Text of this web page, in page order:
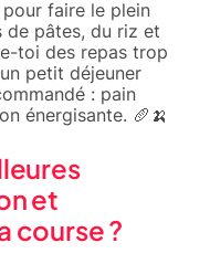
faire le plein
de pâtes, du riz et
toi des repas trop
petit déjeuner
: pain
énergisante. 🥖🍌
et
course ?